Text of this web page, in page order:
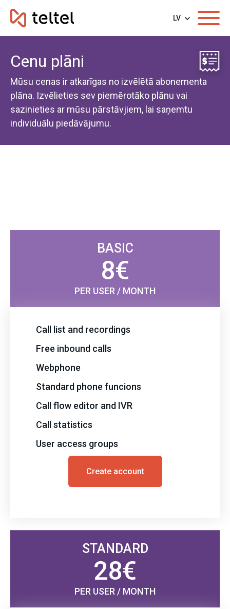
LV
Cenu plāni
Mūsu cenas ir atkarīgas no izvēlētā abonementa
plāna. Izvēlieties sev piemērotāko plānu vai
sazinieties ar mūsu pārstāvjiem, lai saņemtu
individuālu piedāvājumu.
BASIC
8€
PER USER / MONTH
Call list and recordings
Free inbound calls
Webphone
Standard phone funcions
Call flow editor and IVR
Call statistics
User access groups
Create account
STANDARD
28€
PER USER / MONTH